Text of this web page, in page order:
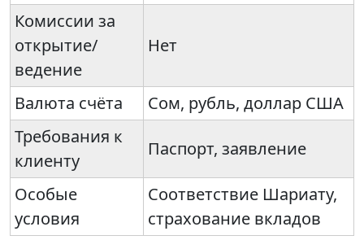
Комиссии за
открытие/
ведение
Нет
Валюта счёта
Сом, рубль, доллар США
Требования к
клиенту
Паспорт, заявление
Особые
условия
Соответствие Шариату,
страхование вкладов